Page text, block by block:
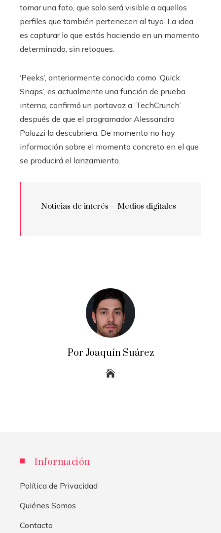
tomar una foto, que solo será visible a aquellos
perfiles que también pertenecen al tuyo. La idea
es capturar lo que estás haciendo en un momento
determinado, sin retoques.
‘Peeks’, anteriormente conocido como ‘Quick
Snaps’, es actualmente una función de prueba
interna, confirmó un portavoz a ‘TechCrunch’
después de que el programador Alessandro
Paluzzi la descubriera. De momento no hay
información sobre el momento concreto en el que
se producirá el lanzamiento.
Noticias de interés – Medios digitales
Por Joaquín Suárez
Información
Política de Privacidad
Quiénes Somos
Contacto